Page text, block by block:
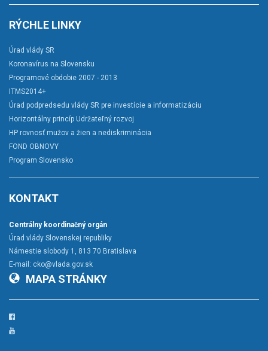
RÝCHLE LINKY
Úrad vlády SR
Koronavírus na Slovensku
Programové obdobie 2007 - 2013
ITMS2014+
Úrad podpredsedu vlády SR pre investície a informatizáciu
Horizontálny princíp Udržateľný rozvoj
HP rovnosť mužov a žien a nediskriminácia
FOND OBNOVY
Program Slovensko
KONTAKT
Centrálny koordinačný orgán
Úrad vlády Slovenskej republiky
Námestie slobody 1, 813 70 Bratislava
E-mail: cko@vlada.gov.sk
MAPA STRÁNKY
Facebook
YouTube